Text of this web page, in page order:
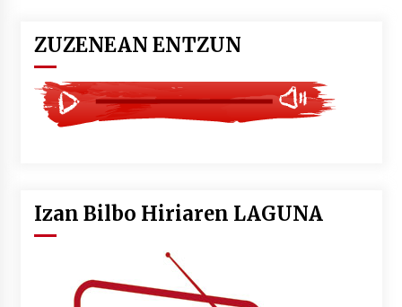
ZUZENEAN ENTZUN
Izan Bilbo Hiriaren LAGUNA